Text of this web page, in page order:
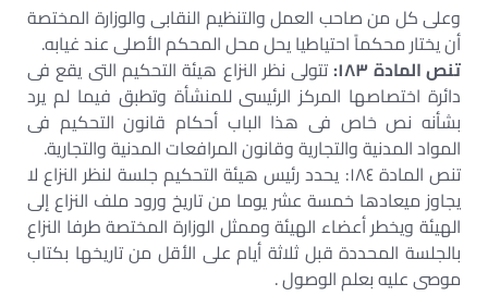
وعلى كل من صاحب العمل والتنظيم النقابى والوزارة المختصة
أن يختار محكماً احتياطيا يحل محل المحكم الأصلى عند غيابه.
تنص المادة ١٨٣:
تتولى نظر النزاع هيئة التحكيم التى يقع فى
دائرة اختصاصها المركز الرئيسى للمنشأة وتطبق فيما لم يرد
بشأنه نص خاص فى هذا الباب أحكام قانون التحكيم فى
المواد المدنية والتجارية وقانون المرافعات المدنية والتجارية.
تنص المادة ١٨٤: يحدد رئيس هيئة التحكيم جلسة لنظر النزاع لا
يجاوز ميعادها خمسة عشر يوما من تاريخ ورود ملف النزاع إلى
الهيئة ويخطر أعضاء الهيئة وممثل الوزارة المختصة طرفا النزاع
بالجلسة المحددة قبل ثلاثة أيام على الأقل من تاريخها بكتاب
موصى عليه بعلم الوصول .